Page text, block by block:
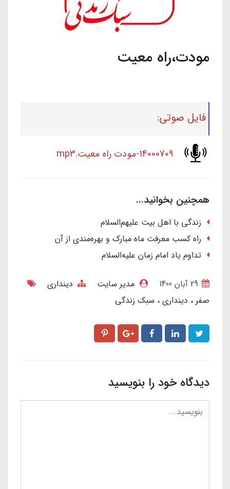
مودت،راه معیت
فایل صوتی:
14000709-مودت راه معیت.mp3
همچنین بخوانید...
زندگی با اهل بیت علیهم‌السلام
راه کسب معرفت ماه مبارک و بهره‌مندی از آن
تداوم یاد امام زمان علیه‌السلام
مدیر سایت
دینداری
صفر
دینداری سبک زندگی
دیدگاه خود را بنویسید